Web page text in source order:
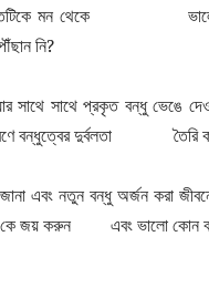
মন থেকে
নি?
সাথে সাথে প্রকৃত বন্ধু ভেঙে
বন্ধুত্বের দুর্বলতা তৈরি
এবং নতুন বন্ধু অর্জন করা
কে জয় করুন এবং ভালো কোন